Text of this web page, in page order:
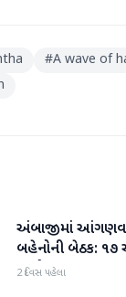
#A wave of
બનાસકાંઠા
અંબાજીમાં
બહેનોની બેઠક: ૧૭
અચોક્કસ મુદતના
2 દિવસ પહેલા